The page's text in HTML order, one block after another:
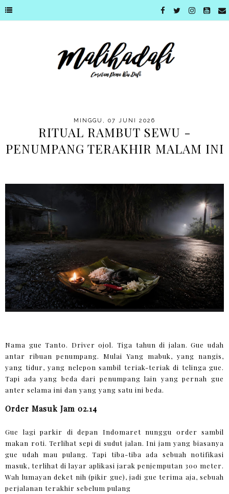
MINGGU, 07 JUNI 2026
RITUAL RAMBUT SEWU -
PENUMPANG TERAKHIR MALAM INI
Nama gue Tanto. Driver ojol. Tiga tahun di jalan. Gue udah
antar ribuan penumpang. Mulai Yang mabuk, yang nangis,
yang tidur, yang nelepon sambil teriak-teriak di telinga gue.
Tapi ada yang beda dari penumpang lain yang pernah gue
anter selama ini dan yang yang satu ini beda.
Order Masuk Jam 02.14
Gue lagi parkir di depan Indomaret nunggu order sambil
makan roti. Terlihat sepi di sudut jalan. Ini jam yang biasanya
gue udah mau pulang. Tapi tiba-tiba ada sebuah notifikasi
masuk, terlihat di layar aplikasi jarak penjemputan 300 meter.
Wah lumayan deket nih (pikir gue), jadi gue terima aja, sebuah
perjalanan terakhir sebelum pulang